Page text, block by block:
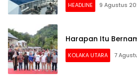
HEADLINE 9 Agustus
Harapan Itu
KOLAKA UTARA 7